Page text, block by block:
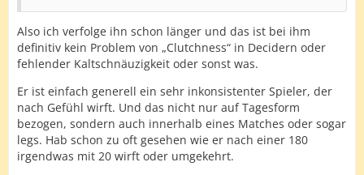
Also ich verfolge ihn schon länger und das ist bei ihm
definitiv kein Problem von „Clutchness“ in Decidern oder
fehlender Kaltschnäuzigkeit oder sonst was.
Er ist einfach generell ein sehr inkonsistenter Spieler, der
nach Gefühl wirft. Und das nicht nur auf Tagesform
bezogen, sondern auch innerhalb eines Matches oder sogar
legs. Hab schon zu oft gesehen wie er nach einer 180
irgendwas mit 20 wirft oder umgekehrt.